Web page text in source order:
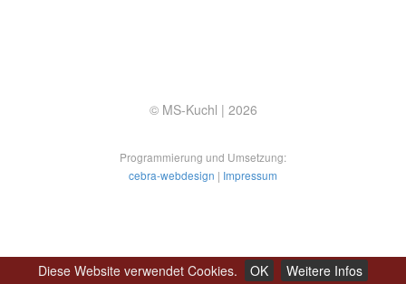
Diese Website verwendet Cookies. OK Weitere Infos
© MS-Kuchl | 2026
Programmierung und Umsetzung:
cebra-webdesign | Impressum